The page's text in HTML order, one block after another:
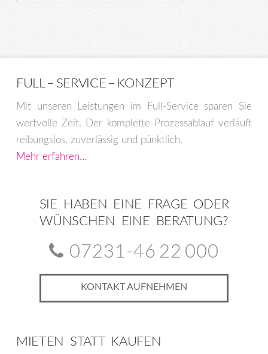
FULL – SERVICE – KONZEPT
Mit unseren Leistungen im Full-Service sparen Sie
wertvolle Zeit. Der komplette Prozessablauf verläuft
reibungslos, zuverlässig und pünktlich.
Mehr erfahren…
SIE HABEN EINE FRAGE ODER
WÜNSCHEN EINE BERATUNG?
07231-46 22 000
KONTAKT AUFNEHMEN
MIETEN STATT KAUFEN